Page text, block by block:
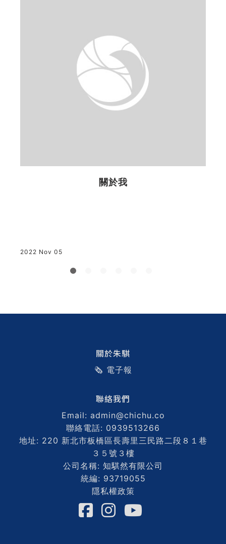
關於我
2022 Nov 05
關於朱騏
🗞️ 電子報
聯絡我們
Email: admin@chichu.co
聯絡電話: 0939513266
地址: 220 新北市板橋區長壽里三民路二段８１巷
３５號３樓
公司名稱: 知騏然有限公司
統編: 93719055
隱私權政策